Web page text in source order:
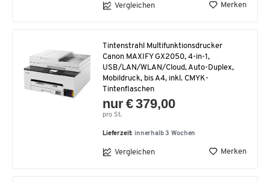
Vergleichen Merken
Tintenstrahl Multifunktionsdrucker
Canon MAXIFY GX2050, 4-in-1,
USB/LAN/WLAN/Cloud, Auto-Duplex,
Mobildruck, bis A4, inkl. CMYK-
Tintenflaschen
nur € 379,00
pro St.
Lieferzeit: innerhalb 3 Wochen
Vergleichen Merken